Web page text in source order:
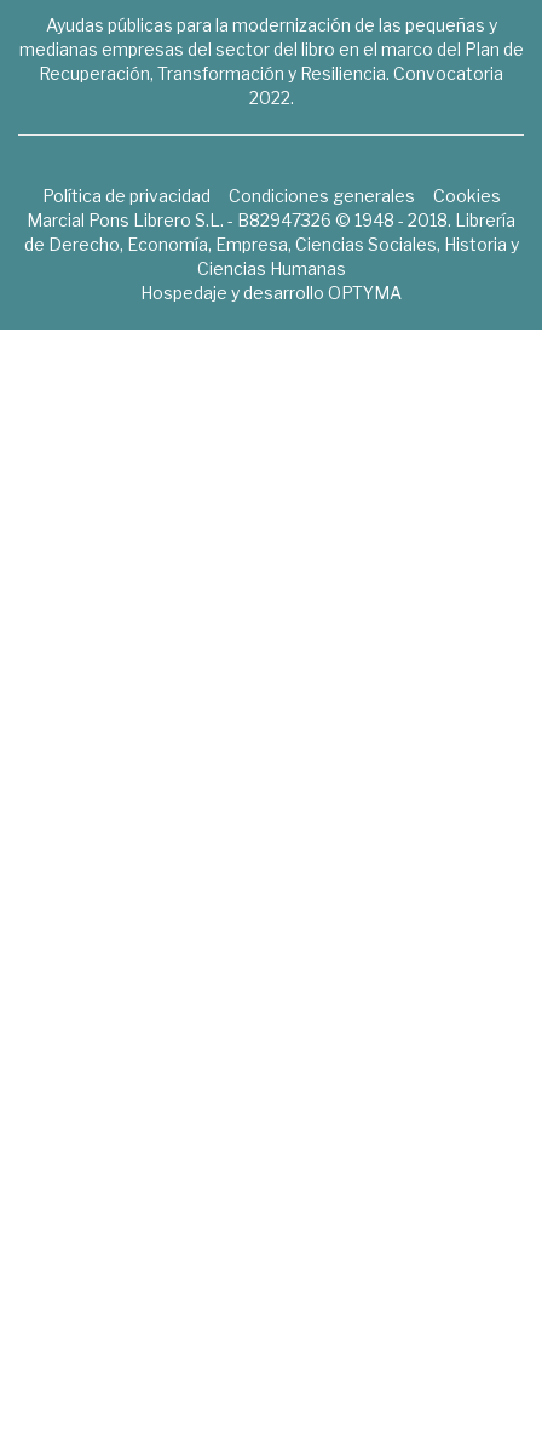
Ayudas públicas para la modernización de las pequeñas y
medianas empresas del sector del libro en el marco del Plan de
Recuperación, Transformación y Resiliencia. Convocatoria
2022.
Política de privacidad Condiciones generales
Cookies
Marcial Pons Librero S.L. - B82947326 © 1948 - 2018. Librería
de Derecho, Economía, Empresa, Ciencias Sociales, Historia y
Ciencias Humanas
Hospedaje y desarrollo OPTYMA